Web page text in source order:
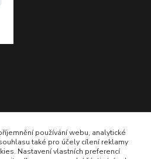
používání webu, analytické
také pro účely cílení reklamy
Nastavení vlastních preferencí